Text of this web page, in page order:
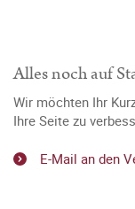
Alles noch auf
Wir möchten Ihr
Ihre Seite zu
E-Mail an den